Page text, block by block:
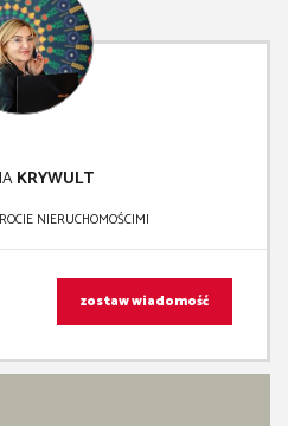
KRYWULT
NIERUCHOMOŚCIMI
zostaw wiadomość